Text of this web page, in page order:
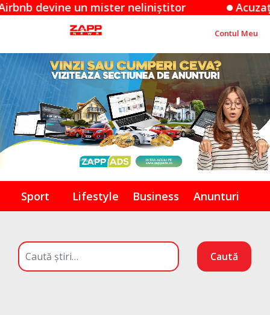
un mister neliniștitor Acuzațiile
Contul Meu
Sport Lifestyle Business Anunturi
Caută